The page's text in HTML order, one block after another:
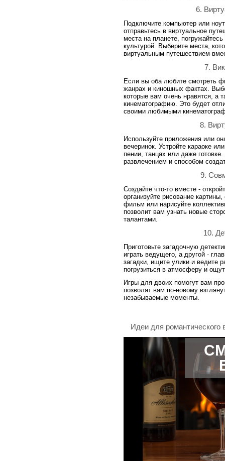
6.
Подключите компьютер или
отправьтесь в виртуальное
места на планете,
культурой. Выберите места,
виртуальным путешествием
7.
Если вы оба любите смотреть
жанрах и киношных фактах.
которые вам очень нравятся, а
кинематографию. Это будет
своими любимыми
8.
Используйте приложения или
вечеринок. Устройте караоке
пении, танцах или даже
развлечением и способом
9.
Создайте что-то вместе -
организуйте рисование
фильм или нарисуйте
позволит вам узнать новые
талантами.
10.
Приготовьте загадочную
играть ведущего, а другой -
загадки, ищите улики и ведите
погрузиться в атмосферу и
Игры для двоих помогут вам
позволят вам по-новому
незабываемые моменты.
Идеи для романтического